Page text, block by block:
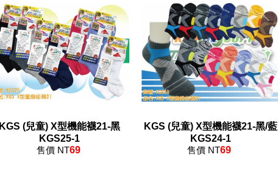
KGS (兒童) X型機能襪21-黑
KGS25-1
售價 NT69
KGS (兒童) X型機能襪21-黑/藍
KGS24-1
售價 NT69